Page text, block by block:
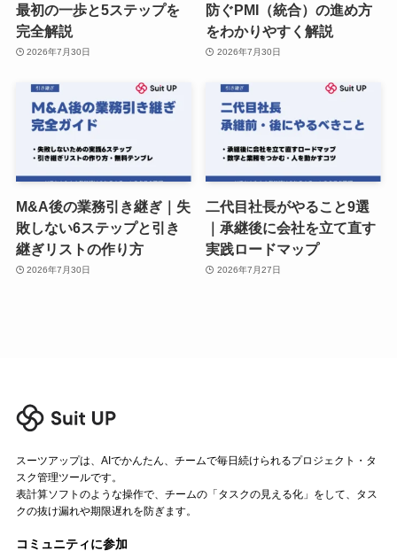
最初の一歩と5ステップを
完全解説
2026年7月30日
防ぐPMI（統合）の進め方
をわかりやすく解説
2026年7月30日
M&A後の業務引き継ぎ｜失
敗しない6ステップと引き
継ぎリストの作り方
2026年7月30日
二代目社長がやること9選
｜承継後に会社を立て直す
実践ロードマップ
2026年7月27日
スーツアップは、AIでかんたん、チームで毎日続けられるプロジェクト・タ
スク管理ツールです。
表計算ソフトのような操作で、チームの「タスクの見える化」をして、タス
クの抜け漏れや期限遅れを防ぎます。
コミュニティに参加